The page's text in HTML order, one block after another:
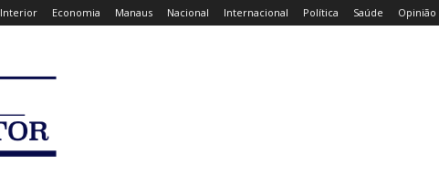
Interior Economia Manaus Nacional Internacional Política Saúde Opinião